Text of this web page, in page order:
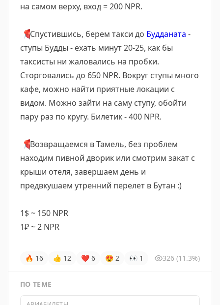
на самом верху, вход = 200 NPR.
📍Спустившись, берем такси до Будданата -
ступы Будды - ехать минут 20-25, как бы
таксисты ни жаловались на пробки.
Сторговались до 650 NPR. Вокруг ступы много
кафе, можно найти приятные локации с
видом. Можно зайти на саму ступу, обойти
пару раз по кругу. Билетик - 400 NPR.
📍Возвращаемся в Тамель, без проблем
находим пивной дворик или смотрим закат с
крыши отеля, завершаем день и
предвкушаем утренний перелет в Бутан :)
1$ ~ 150 NPR
1₽ ~ 2 NPR
🔥 16 👍 12 ❤ 6 😍 2 👀 1 326 (11.3%)
ПО ТЕМЕ